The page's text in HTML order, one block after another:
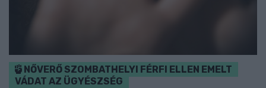
NŐVERŐ SZOMBATHELYI FÉRFI ELLEN EMELT
VÁDAT AZ ÜGYÉSZSÉG